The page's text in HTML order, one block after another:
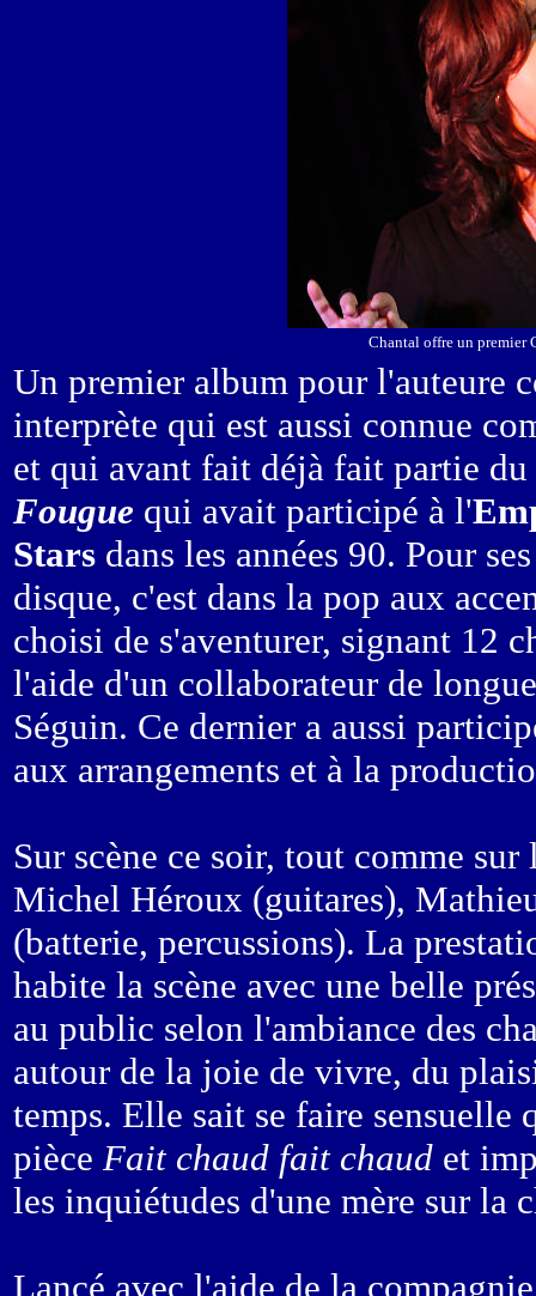
Chantal offre un
Un premier album pour l'auteure
interprète qui est aussi connue
et qui avant fait déjà fait partie
Fougue qui avait participé à l'
Stars dans les années 90. Pour
disque, c'est dans la pop aux
choisi de s'aventurer, signant 12
l'aide d'un collaborateur de
Séguin. Ce dernier a aussi
aux arrangements et à la
Sur scène ce soir, tout comme
Michel Héroux (guitares),
(batterie, percussions). La
habite la scène avec une belle
au public selon l'ambiance des
autour de la joie de vivre, du
temps. Elle sait se faire sensuelle
pièce Fait chaud fait chaud et
les inquiétudes d'une mère sur la
Lancé avec l'aide de la